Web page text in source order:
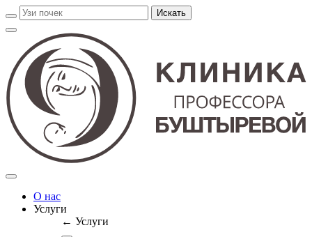
О нас
Услуги
← Услуги